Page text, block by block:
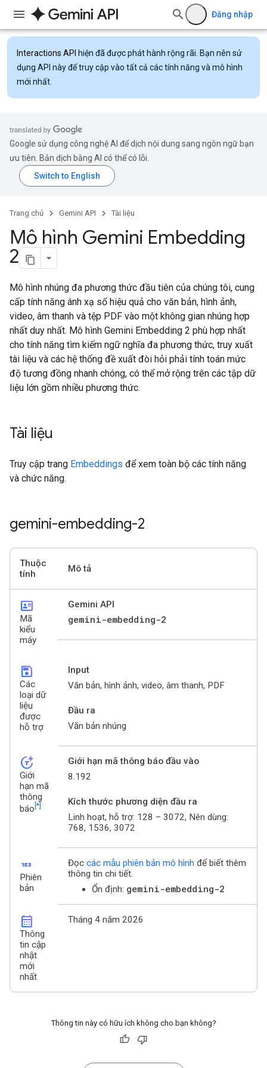
Đăng nhập
Interactions API hiện đã được phát hành rộng rãi. Bạn nên sử
dụng API này để truy cập vào tất cả các tính năng và mô hình
mới nhất.
Google sử dụng công nghệ AI để dịch nội dung sang ngôn ngữ bạn
ưu tiên. Bản dịch bằng AI có thể có lỗi.
Trang chủ Gemini API Tài liệu
Mô hình Gemini Embedding
2
Mô hình nhúng đa phương thức đầu tiên của chúng tôi, cung
cấp tính năng ánh xạ số hiệu quả cho văn bản, hình ảnh,
video, âm thanh và tệp PDF vào một không gian nhúng hợp
nhất duy nhất. Mô hình Gemini Embedding 2 phù hợp nhất
cho tính năng tìm kiếm ngữ nghĩa đa phương thức, truy xuất
tài liệu và các hệ thống đề xuất đòi hỏi phải tính toán mức
độ tương đồng nhanh chóng, có thể mở rộng trên các tập dữ
liệu lớn gồm nhiều phương thức.
Tài liệu
Truy cập trang Embeddings để xem toàn bộ các tính năng
và chức năng.
gemini-embedding-2
Thuộc
tính
Mô tả
id_card
Mã
kiểu
máy
Gemini API
gemini-embedding-2
save
Các
loại dữ
liệu
được
hỗ trợ
Input
Văn bản, hình ảnh, video, âm thanh, PDF
Đầu ra
Văn bản nhúng
token_auto
Giới
hạn mã
thông
báo [*]
Giới hạn mã thông báo đầu vào
8.192
Kích thước phương diện đầu ra
Linh hoạt, hỗ trợ: 128 – 3072, Nên dùng:
768, 1536, 3072
123
Phiên
bản
Đọc các mẫu phiên bản mô hình để biết thêm
thông tin chi tiết.
Ổn định: gemini-embedding-2
calendar_month
Thông
tin cập
nhật
mới
nhất
Tháng 4 năm 2026
Thông tin này có hữu ích không cho bạn không?